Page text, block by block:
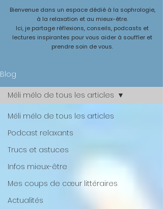
Bienvenue dans un espace dédié à la sophrologie,
à la relaxation et au mieux-être.
Ici, je partage réflexions, conseils, podcasts et
lectures inspirantes pour vous aider à souffler et
prendre soin de vous.
Blog
Méli mélo de tous les articles
Podcast relaxants
Trucs et astuces
Infos mieux-être
Mes coups de cœur littéraires
Actualités
Méli mélo de tous les articles